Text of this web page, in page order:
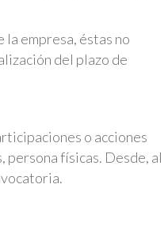
empresa, éstas no
del plazo de
o acciones
físicas. Desde, al